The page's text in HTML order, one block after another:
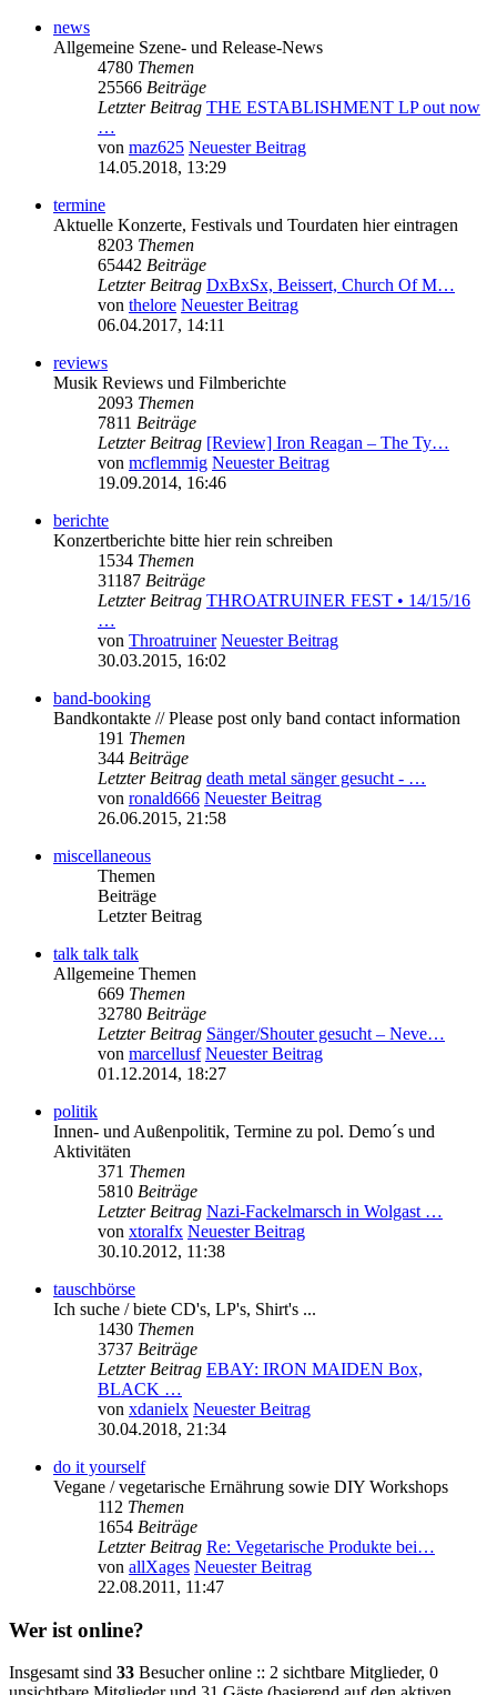
news
Allgemeine Szene- und Release-News
4780 Themen
25566 Beiträge
Letzter Beitrag THE ESTABLISHMENT LP out now
…
von maz625 Neuester Beitrag
14.05.2018, 13:29
termine
Aktuelle Konzerte, Festivals und Tourdaten hier eintragen
8203 Themen
65442 Beiträge
Letzter Beitrag DxBxSx, Beissert, Church Of M…
von thelore Neuester Beitrag
06.04.2017, 14:11
reviews
Musik Reviews und Filmberichte
2093 Themen
7811 Beiträge
Letzter Beitrag [Review] Iron Reagan – The Ty…
von mcflemmig Neuester Beitrag
19.09.2014, 16:46
berichte
Konzertberichte bitte hier rein schreiben
1534 Themen
31187 Beiträge
Letzter Beitrag THROATRUINER FEST • 14/15/16
…
von Throatruiner Neuester Beitrag
30.03.2015, 16:02
band-booking
Bandkontakte // Please post only band contact information
191 Themen
344 Beiträge
Letzter Beitrag death metal sänger gesucht - …
von ronald666 Neuester Beitrag
26.06.2015, 21:58
miscellaneous
Themen
Beiträge
Letzter Beitrag
talk talk talk
Allgemeine Themen
669 Themen
32780 Beiträge
Letzter Beitrag Sänger/Shouter gesucht – Neve…
von marcellusf Neuester Beitrag
01.12.2014, 18:27
politik
Innen- und Außenpolitik, Termine zu pol. Demo´s und
Aktivitäten
371 Themen
5810 Beiträge
Letzter Beitrag Nazi-Fackelmarsch in Wolgast …
von xtoralfx Neuester Beitrag
30.10.2012, 11:38
tauschbörse
Ich suche / biete CD's, LP's, Shirt's ...
1430 Themen
3737 Beiträge
Letzter Beitrag EBAY: IRON MAIDEN Box,
BLACK …
von xdanielx Neuester Beitrag
30.04.2018, 21:34
do it yourself
Vegane / vegetarische Ernährung sowie DIY Workshops
112 Themen
1654 Beiträge
Letzter Beitrag Re: Vegetarische Produkte bei…
von allXages Neuester Beitrag
22.08.2011, 11:47
Wer ist online?
Insgesamt sind 33 Besucher online :: 2 sichtbare Mitglieder, 0